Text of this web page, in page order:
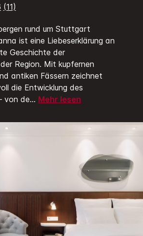
11
lesen.
Link
auf
derselben
Seite.
(11)
rund um Stuttgart
ist eine Liebeserklärung an
Geschichte der
Region. Mit kupfernen
antiken Fässern zeichnet
die Entwicklung des
von de... Mehr lesen